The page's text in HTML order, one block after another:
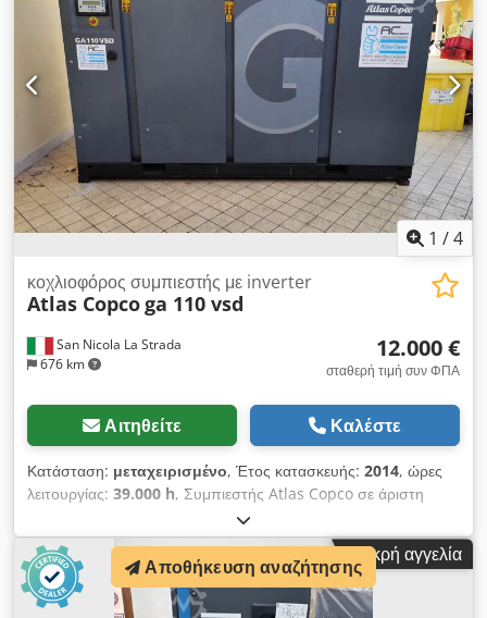
1 /4
San Nicola La Strada
676 km
κοχλιοφόρος συμπιεστής με inverter
Atlas Copcoga 110 vsd
12.000 €
σταθερή τιμή συν ΦΠΑ
Αιτηθείτε Καλέστε
Κατάσταση: μεταχειρισμένο, Έτος κατασκευής: 2014, ώρες
λειτουργίας: 39.000 h, Συμπιεστής Atlas Copco σε άριστη
λειτουργική κατάσταση και αθόρυβος (είμαστε επίσημοι
αντιπρόσωποι). Κύρια χαρακτηριστικά: μέγιστη πίεση: 10 bar
παροχή: 19.200 λίτρα/λεπτό Csdpfjzc Hmhox Af Derf ισχύς:
110 kW / 150 HP
Μικρή αγγελία
Αποθήκευση αναζήτησης